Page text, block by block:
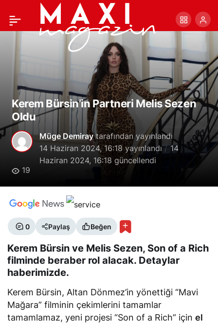
Kerem Bürsin’in Partneri Melis Sezen
Oldu
Müge Demiraytarafından yayınlandı
14 Haziran 2024, 16:18yayınlandı
14
Haziran 2024, 16:18 güncellendi
19
0 Paylaş Beğen
Kerem Bürsin ve Melis Sezen, Son of a Rich
filminde beraber rol alacak. Detaylar
haberimizde.
Kerem Bürsin, Altan Dönmez’in yönettiği “Mavi
Mağara” filminin çekimlerini tamamlar
tamamlamaz, yeni projesi “Son of a Rich” içinel
Prime Video, Türkiye’de
Tekrar Sansür Uyguladı
Paylaş